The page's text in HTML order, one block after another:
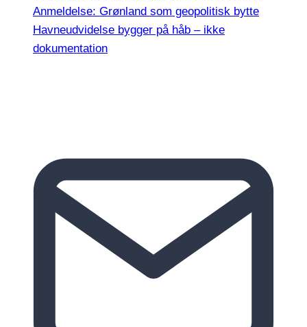
Anmeldelse: Grønland som geopolitisk bytte
Havneudvidelse bygger på håb – ikke
dokumentation